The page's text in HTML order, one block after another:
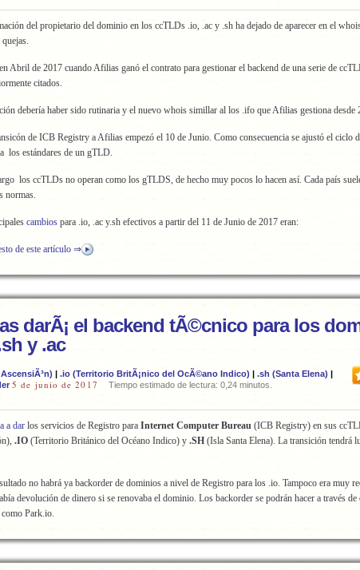
del propietario del dominio en los ccTLDs .io, .ac y .sh ha dejado de aparecer en el
Abril de 2017 cuando Afilias ganó el contrato para gestionar el backend de una serie de
citados.
debería haber sido rutinaria y el nuevo whois simillar al los .ifo que Afilias gestiona desde
de ICB Registry a Afilias empezó el 10 de Junio. Como consecuencia se ajustó el ciclo
los estándares de un gTLD.
los ccTLDs no operan como los gTLDS, de hecho muy pocos lo hacen así. Cada país
normas.
cambios para .io, .ac y.sh efectivos a partir del 11 de Junio de 2017 eran:
de este artículo ⇒
darÃ¡ el backend tÃ©cnico para los
y .ac
| .io (Territorio BritÃ¡nico del OcÃ©ano Indico) | .sh (Santa Elena) |
5 de junio de 2017 Tiempo estimado de lectura: 0,24 minutos.
a dar los servicios de Registro para Internet Computer Bureau (ICB Registry) en sus
.IO (Territorio Británico del Océano Indico) y .SH (Isla Santa Elena). La transición tendrá
no habrá ya backorder de dominios a nivel de Registro para los .io. Tampoco era muy
devolución de dinero si se renovaba el dominio. Los backorder se podrán hacer a través
Park.io.